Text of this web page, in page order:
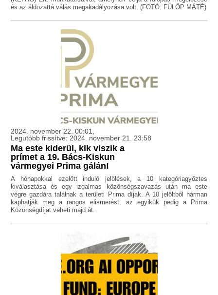
és az áldozattá válás megakadályozása volt. (FOTÓ: FÜLÖP MÁTÉ)
2024. november 22. 00:01,
Legutóbb frissítve: 2024. november 21. 23:58
Ma este kiderül, kik viszik a
prímet a 19. Bács-Kiskun
vármegyei Prima gálán!
A hónapokkal ezelőtt induló jelölések, a 10 kategóriagyőztes
kiválasztása és egy izgalmas közönségszavazás után ma este
végre gazdára találnak a területi Prima díjak. A 10 jelöltből hárman
kaphatják meg a rangos elismerést, az egyikük pedig a Prima
Közönségdíjat veheti majd át.